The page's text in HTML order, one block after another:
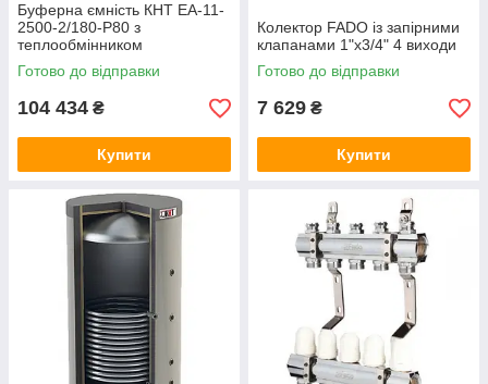
Буферна ємність КНТ ЕА-11-
2500-2/180-P80 з
теплообмінником
Готово до відправки
104 434 ₴
Купити
Колектор FADO із запірними
клапанами 1"х3/4" 4 виходи
Готово до відправки
7 629 ₴
Купити